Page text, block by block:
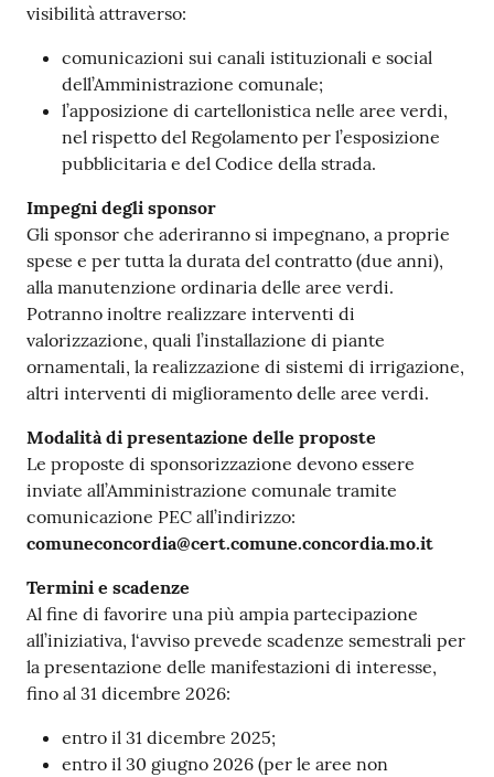
visibilità attraverso:
comunicazioni sui canali istituzionali e social
dell’Amministrazione comunale;
l’apposizione di cartellonistica nelle aree verdi,
nel rispetto del Regolamento per l’esposizione
pubblicitaria e del Codice della strada.
Impegni degli sponsor
Gli sponsor che aderiranno si impegnano, a proprie
spese e per tutta la durata del contratto (due anni),
alla manutenzione ordinaria delle aree verdi.
Potranno inoltre realizzare interventi di
valorizzazione, quali l’installazione di piante
ornamentali, la realizzazione di sistemi di irrigazione,
altri interventi di miglioramento delle aree verdi.
Modalità di presentazione delle proposte
Le proposte di sponsorizzazione devono essere
inviate all’Amministrazione comunale tramite
comunicazione PEC all’indirizzo:
comuneconcordia@cert.comune.concordia.mo.it
Termini e scadenze
Al fine di favorire una più ampia partecipazione
all’iniziativa, l‘avviso prevede scadenze semestrali per
la presentazione delle manifestazioni di interesse,
fino al 31 dicembre 2026:
entro il 31 dicembre 2025;
entro il 30 giugno 2026 (per le aree non